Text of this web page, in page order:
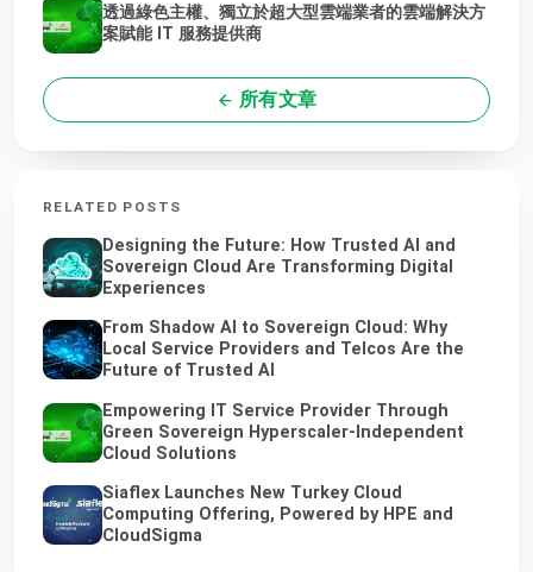
透過綠色主權、獨立於超大型雲端業者的雲端解決方
案賦能 IT 服務提供商
所有文章
RELATED POSTS
Designing the Future: How Trusted AI and
Sovereign Cloud Are Transforming Digital
Experiences
From Shadow AI to Sovereign Cloud: Why
Local Service Providers and Telcos Are the
Future of Trusted AI
Empowering IT Service Provider Through
Green Sovereign Hyperscaler-Independent
Cloud Solutions
Siaflex Launches New Turkey Cloud
Computing Offering, Powered by HPE and
CloudSigma